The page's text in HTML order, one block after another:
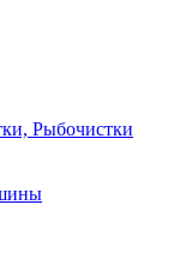
Рыбочистки